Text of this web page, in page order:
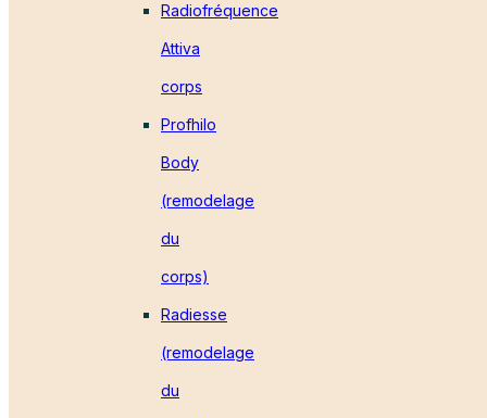
Radiofréquence
Attiva
corps
Profhilo
Body
(remodelage
du
corps)
Radiesse
(remodelage
du